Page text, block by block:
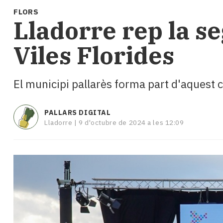
i
turisme
Cultura
Esports
Mai
tant!
i
El
temps
Enquestes
Dis
la
teva!
FLORS
Lladorre rep la
Viles Florides
El municipi pallarès forma part d'aquest
PALLARS DIGITAL
Lladorre | 9 d'octubre de 2024 a les 12:09